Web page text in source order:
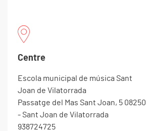
Centre
Escola municipal de música Sant
Joan de Vilatorrada
Passatge del Mas Sant Joan, 5 08250
- Sant Joan de Vilatorrada
938724725